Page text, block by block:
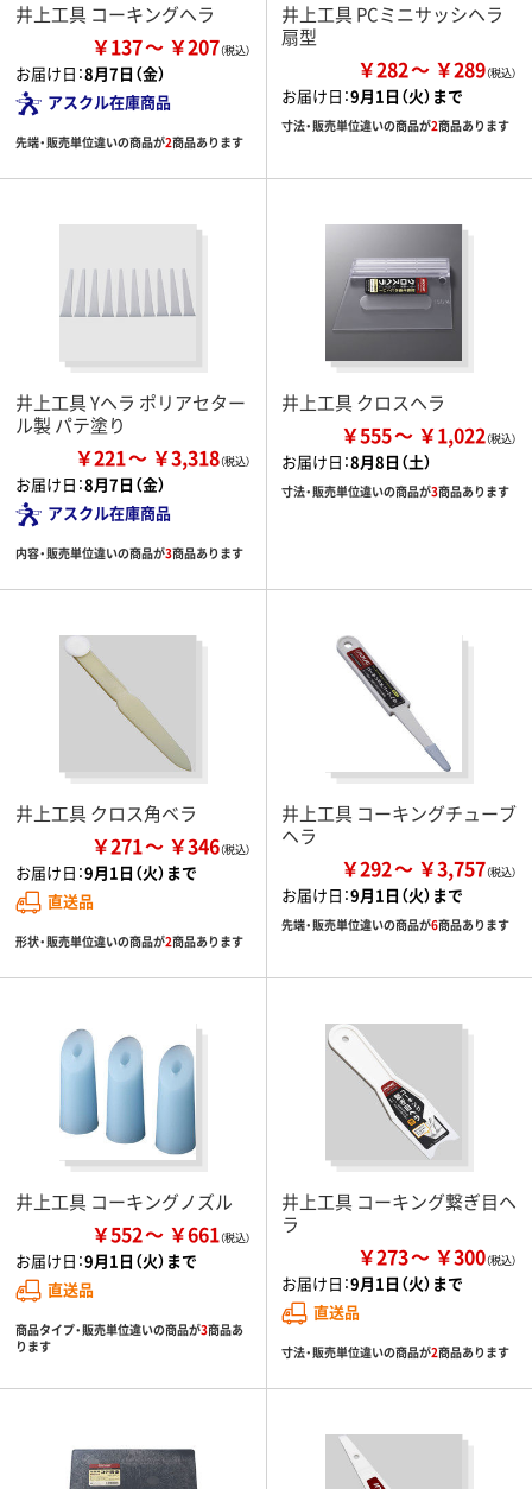
井上工具 コーキングヘラ
￥137 ￥207
お届け日：8月7日（金）
アスクル在庫商品
先端・販売単位違いの商品が2商品あります
井上工具 PCミニサッシヘラ
扇型
￥282 ￥289
お届け日：9月1日（火）まで
寸法・販売単位違いの商品が2商品あります
井上工具 Yヘラ ポリアセター
ル製 パテ塗り
￥221 ￥3,318
お届け日：8月7日（金）
アスクル在庫商品
内容・販売単位違いの商品が3商品あります
井上工具 クロスヘラ
￥555 ￥1,022
お届け日：8月8日（土）
寸法・販売単位違いの商品が3商品あります
井上工具 クロス角ベラ
￥271 ￥346
お届け日：9月1日（火）まで
直送品
形状・販売単位違いの商品が2商品あります
井上工具 コーキングチューブ
ヘラ
￥292 ￥3,757
お届け日：9月1日（火）まで
先端・販売単位違いの商品が6商品あります
井上工具 コーキングノズル
￥552 ￥661
お届け日：9月1日（火）まで
直送品
商品タイプ・販売単位違いの商品が3商品あ
ります
井上工具 コーキング繋ぎ目ヘ
ラ
￥273 ￥300
お届け日：9月1日（火）まで
直送品
寸法・販売単位違いの商品が2商品あります